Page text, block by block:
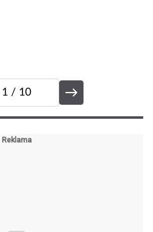
1 / 10